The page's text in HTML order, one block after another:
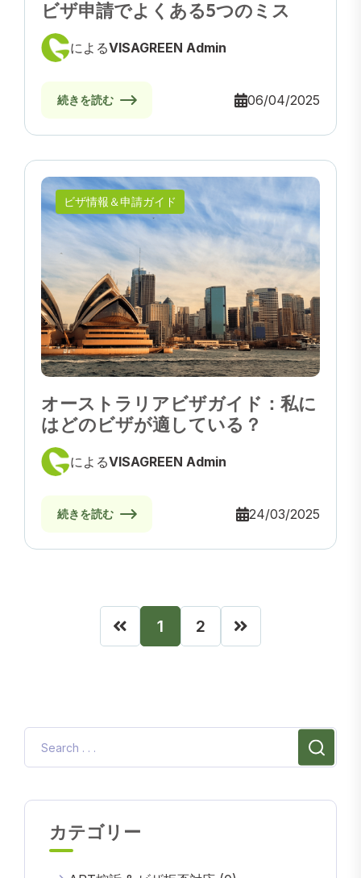
ビザ申請でよくある5つのミス
によるVISAGREEN Admin
続きを読む 06/04/2025
ビザ情報＆申請ガイド
オーストラリアビザガイド：私に
はどのビザが適している？
によるVISAGREEN Admin
続きを読む 24/03/2025
1 2
カテゴリー